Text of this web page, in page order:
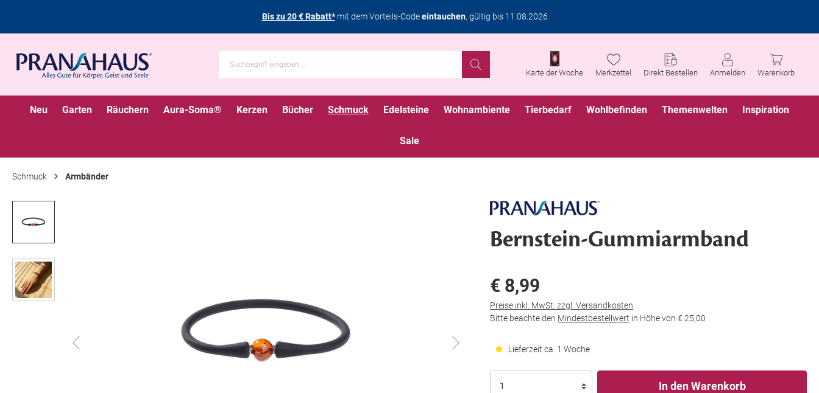
Bis zu 20 € Rabatt*mit dem Vorteils-Codeeintauchen, gültig bis 11.08.2026
Karte der Woche Merkzettel Direkt Bestellen Anmelden Warenkorb
Neu Garten Räuchern Aura-Soma® Kerzen Bücher Schmuck Edelsteine Wohnambiente Tierbedarf Wohlbefinden Themenwelten Inspiration
Sale
Schmuck Armbänder
Bernstein-Gummiarmband
€ 8,99
Preise inkl. MwSt. zzgl. Versandkosten
Bitte beachte den Mindestbestellwert in Höhe von € 25,00
Lieferzeit ca. 1 Woche
In den Warenkorb